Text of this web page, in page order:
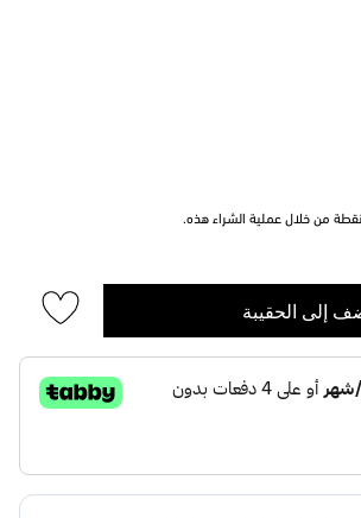
نقطة من خلال عملية الشراء هذه.
إلى الحقيبة